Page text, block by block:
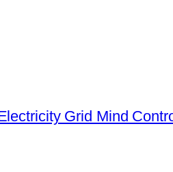
Grid Mind